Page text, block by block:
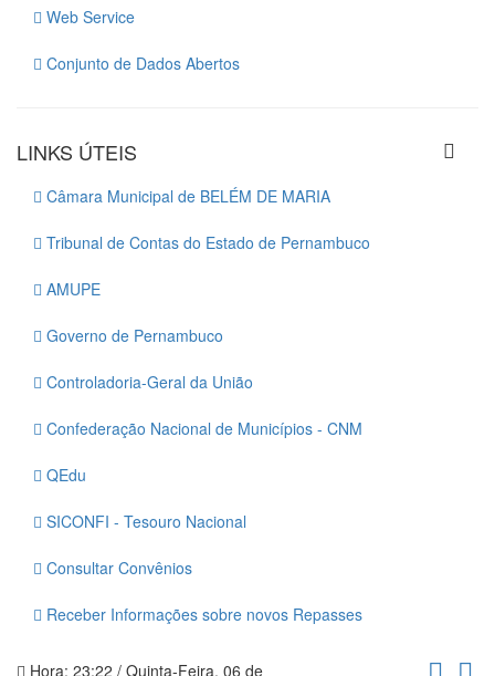
Web Service
Conjunto de Dados Abertos
LINKS ÚTEIS
Câmara Municipal de BELÉM DE MARIA
Tribunal de Contas do Estado de Pernambuco
AMUPE
Governo de Pernambuco
Controladoria-Geral da União
Confederação Nacional de Municípios - CNM
QEdu
SICONFI - Tesouro Nacional
Consultar Convênios
Receber Informações sobre novos Repasses
Hora: 23:22 / Quinta-Feira, 06 de